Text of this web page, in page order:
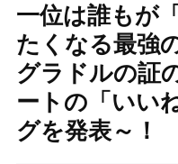
一位は誰もが
たくなる最強
グラドルの証
ートの「いい
グを発表～！